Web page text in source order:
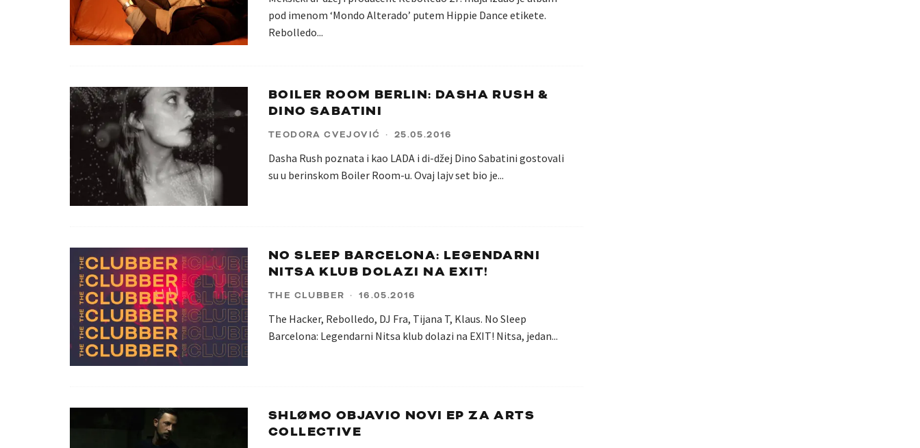
pod imenom ‘Mondo Alterado’ putem Hippie Dance etikete.
Rebolledo...
BOILER ROOM BERLIN: DASHA RUSH &
DINO SABATINI
TEODORA CVEJOVIĆ · 25.05.2016
Dasha Rush poznata i kao LADA i di-džej Dino Sabatini gostovali
su u berinskom Boiler Room-u. Ovaj lajv set bio je...
NO SLEEP BARCELONA: LEGENDARNI
NITSA KLUB DOLAZI NA EXIT!
THE CLUBBER · 16.05.2016
The Hacker, Rebolledo, DJ Fra, Tijana T, Klaus. No Sleep
Barcelona: Legendarni Nitsa klub dolazi na EXIT! Nitsa, jedan...
SHLØMO OBJAVIO NOVI EP ZA ARTS
COLLECTIVE